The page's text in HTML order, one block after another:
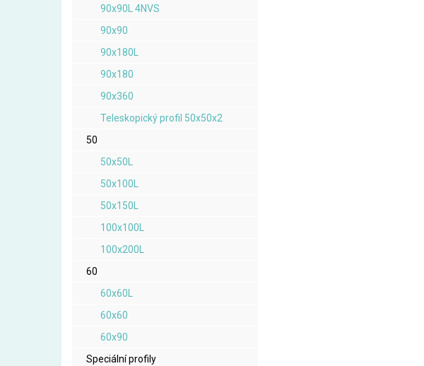
90x90L 4NVS
90x90
90x180L
90x180
90x360
Teleskopický profil 50x50x2
50
50x50L
50x100L
50x150L
100x100L
100x200L
60
60x60L
60x60
60x90
Speciální profily